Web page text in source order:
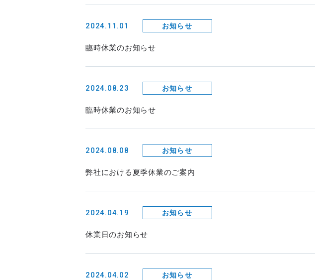
2024.11.01 お知らせ
臨時休業のお知らせ
2024.08.23 お知らせ
臨時休業のお知らせ
2024.08.08 お知らせ
弊社における夏季休業のご案内
2024.04.19 お知らせ
休業日のお知らせ
2024.04.02 お知らせ